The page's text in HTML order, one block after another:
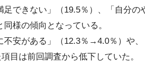
足できない」（19.5％）、「自分
様の傾向となっている。
安がある」（12.3％→4.0％）や、
目は前回調査から低下していた。